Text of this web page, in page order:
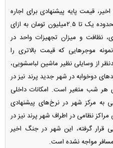
قیمت پایه پیشنهادی برای اجاره
یک واحد تک خواب مبله در پرند در محدوده یک تا ۲.۵‌میلیون تومان به ازای
نظافت و میزان تجهیزات واحد در
موجر‌هایی که قیمت بالاتری را
از وسایلی نظیر ماشین لباسشویی،
دوخوابه در شهر جدید پرند نیز در
به ازای هر شب متغیر است. امکانات داخلی
به مرکز شهر در نرخ‌های پیشنهادی
مراکز نظامی در اطراف شهر پرند نیز در
گرفته، این شهر در جنگ اخیر